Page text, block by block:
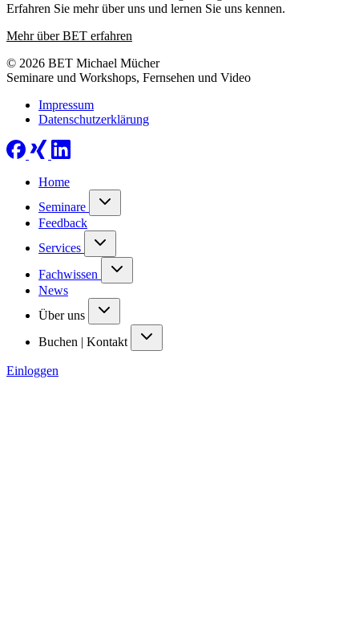
Erfahren Sie mehr über uns und lernen Sie uns kennen.
Mehr über BET erfahren
© 2026 BET Michael Mücher
Seminare und Workshops, Fernsehen und Video
Impressum
Datenschutzerklärung
Home
Seminare
Feedback
Services
Fachwissen
News
Über uns
Buchen | Kontakt
Einloggen